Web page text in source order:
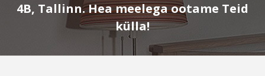
4B, Tallinn. Hea meelega ootame Teid
külla!